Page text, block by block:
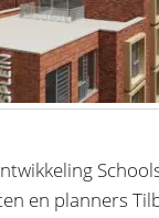
en planners